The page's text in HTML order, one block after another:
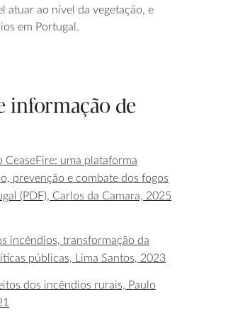
atuar ao nível da vegetação, e
em Portugal.
informação de
CeaseFire: uma plataforma
prevenção e combate dos fogos
(PDF), Carlos da Camara, 2025
incêndios, transformação da
públicas, Lima Santos, 2023
dos incêndios rurais, Paulo